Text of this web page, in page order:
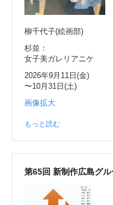
柳千代子(絵画部)
杉並：
女子美ガレリアニケ
2026年9月11日(金)
〜10月31日(土)
画像拡大
もっと読む
第65回 新制作広島グ